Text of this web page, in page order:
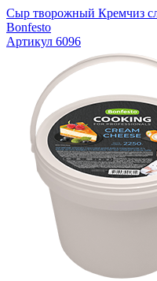
Сыр творожный Кремчиз
Bonfesto
Артикул 6096